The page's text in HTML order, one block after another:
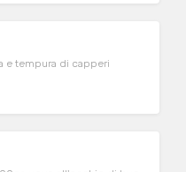
e tempura di capperi